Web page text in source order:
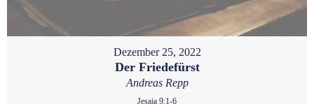
Dezember 25, 2022
Der Friedefürst
Andreas Repp
Jesaja 9:1-6